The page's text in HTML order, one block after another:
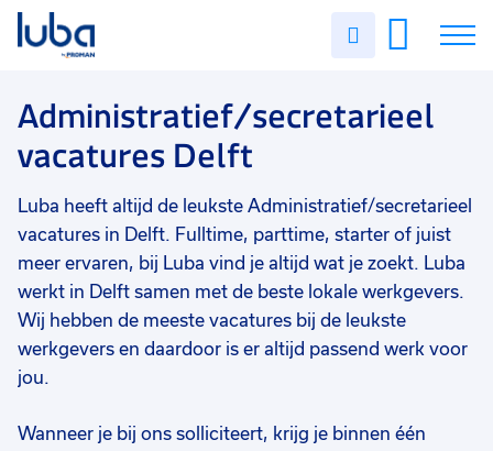
Uren
Vacatures
Over ons
Voor werkgevers
Contact
Administratief/secretarieel
vacatures Delft
Luba heeft altijd de leukste Administratief/secretarieel
vacatures in Delft. Fulltime, parttime, starter of juist
meer ervaren, bij Luba vind je altijd wat je zoekt. Luba
werkt in Delft samen met de beste lokale werkgevers.
Wij hebben de meeste vacatures bij de leukste
werkgevers en daardoor is er altijd passend werk voor
jou.
Wanneer je bij ons solliciteert, krijg je binnen één
Filter vacatures
Vakgebied 0
Administratief/secretarieel
Opleidingsniveau 0
Uitzicht op vast 5
Vast 1
Tijdelijk 1
25 - 32 uur 3